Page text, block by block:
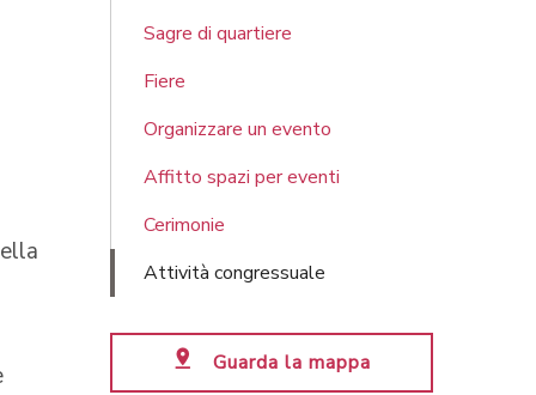
Sagre di quartiere
Fiere
Organizzare un evento
Affitto spazi per eventi
Cerimonie
Attività congressuale
Guarda la mappa